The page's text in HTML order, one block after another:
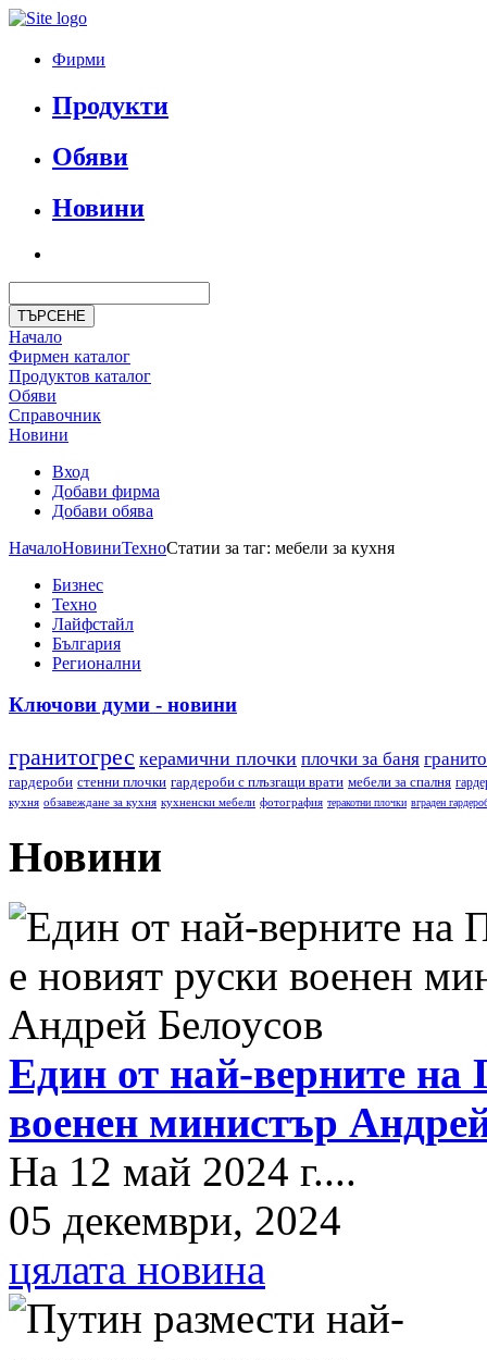
Фирми
Продукти
Обяви
Новини
Начало
Фирмен каталог
Продуктoв каталог
Обяви
Справочник
Новини
Вход
Добави фирма
Добави обява
НачалоНовиниТехноСтатии за таг: мебели за кухня
Бизнес
Техно
Лайфстайл
България
Регионални
Ключови думи - новини
гранитогрес керамични плочки плочки за баня
гардероби стенни плочки гардероби с плъзгащи врати мебели за спалня
кухня обзавеждане за кухня кухненски мебели фотография теракотни плочки вграден
Новини
Един от най-верните на
военен министър
На 12 май 2024 г....
05 декември, 2024
цялата новина